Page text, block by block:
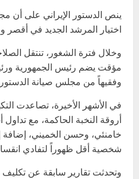
ينص الدستور الإيراني على أن
اختيار المرشد الجديد في
وخلال فترة الشغور، تنتقل
مؤقت يضم رئيس الجمهورية
وفقيهاً من مجلس صيانة
في الأشهر الأخيرة، تصاعدت
أروقة النخبة الحاكمة، مع تداول
خامنئي، وحسن الخميني، إضافة
شخصية أقل ظهوراً لتفادي
وتحدثت تقارير سابقة عن تكليف